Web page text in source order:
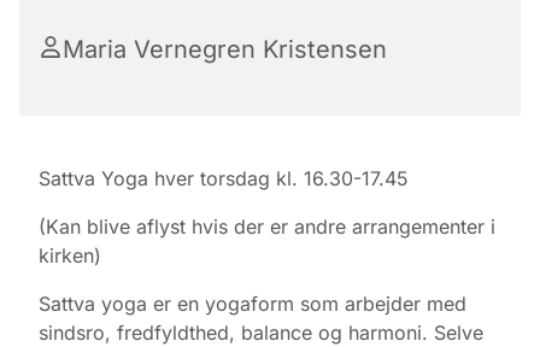
Maria Vernegren Kristensen
Sattva Yoga hver torsdag kl. 16.30-17.45
(Kan blive aflyst hvis der er andre arrangementer i
kirken)
Sattva yoga er en yogaform som arbejder med
sindsro, fredfyldthed, balance og harmoni. Selve